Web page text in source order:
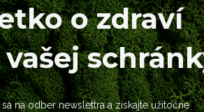
o zdraví
sa na odber newslettra a získajte užitočné